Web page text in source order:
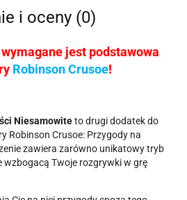
i oceny (0)
jest podstawowa
Robinson Crusoe!
Niesamowiteto drugi dodatek do
Robinson Crusoe: Przygody na
zawiera zarówno unikatowy tryb
wzbogacą Twoje rozgrywki w grę